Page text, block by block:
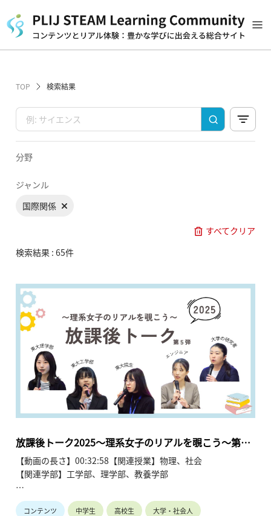
TOP 検索結果
分野
ジャンル
国際関係
すべてクリア
検索結果 : 65件
放課後トーク2025～理系女子のリアルを覗こう～第５
弾
【動画の長さ】00:32:58【関連授業】物理、社会
【関連学部】工学部、理学部、教養学部
講師：田中麻琴、西田優美奈、王菡琳、横田莉子、四井早紀
コンテンツ 中学生 高校生 大学・社会人